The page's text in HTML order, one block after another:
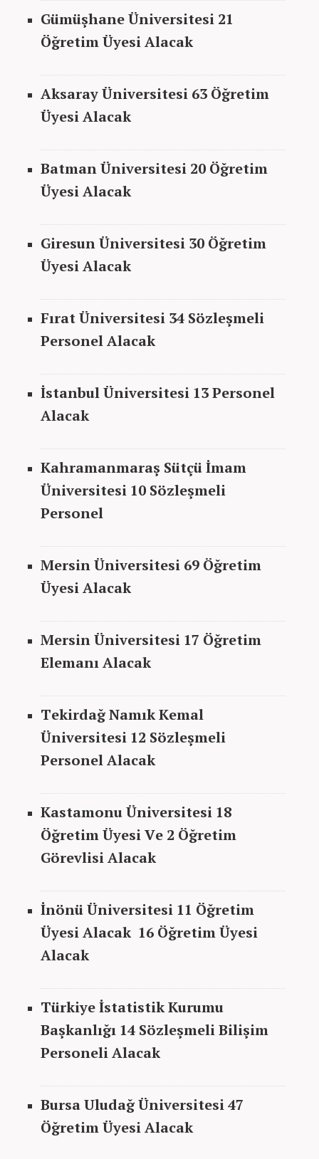
Gümüşhane Üniversitesi 21
Öğretim Üyesi Alacak
Aksaray Üniversitesi 63 Öğretim
Üyesi Alacak
Batman Üniversitesi 20 Öğretim
Üyesi Alacak
Giresun Üniversitesi 30 Öğretim
Üyesi Alacak
Fırat Üniversitesi 34 Sözleşmeli
Personel Alacak
İstanbul Üniversitesi 13 Personel
Alacak
Kahramanmaraş Sütçü İmam
Üniversitesi 10 Sözleşmeli
Personel
Mersin Üniversitesi 69 Öğretim
Üyesi Alacak
Mersin Üniversitesi 17 Öğretim
Elemanı Alacak
Tekirdağ Namık Kemal
Üniversitesi 12 Sözleşmeli
Personel Alacak
Kastamonu Üniversitesi 18
Öğretim Üyesi Ve 2 Öğretim
Görevlisi Alacak
İnönü Üniversitesi 11 Öğretim
Üyesi Alacak 16 Öğretim Üyesi
Alacak
Türkiye İstatistik Kurumu
Başkanlığı 14 Sözleşmeli Bilişim
Personeli Alacak
Bursa Uludağ Üniversitesi 47
Öğretim Üyesi Alacak